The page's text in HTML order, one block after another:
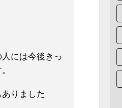
には今後きっ
り ました